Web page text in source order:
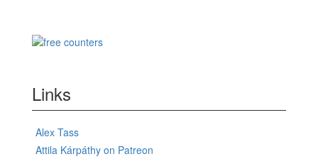
Links
Alex Tass
Attila Kárpáthy on Patreon